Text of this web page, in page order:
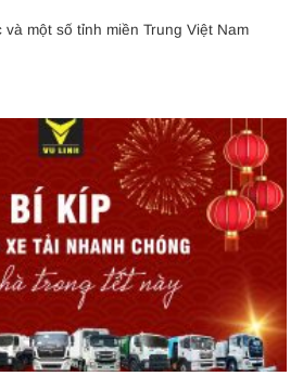
và một số tỉnh miền Trung Việt Nam